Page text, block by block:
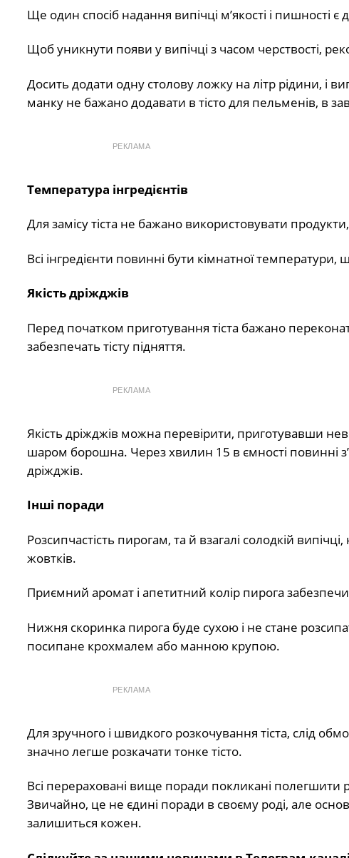
Ще один спосіб надання випічці м’якості і пишності
Щоб уникнути появи у випічці з часом черствості,
Досить додати одну столову ложку на літр рідини, і
манку не бажано додавати в тісто для пельменів, в
РЕКЛАМА
Температура інгредієнтів
Для замісу тіста не бажано використовувати
Всі інгредієнти повинні бути кімнатної температури,
Якість дріжджів
Перед початком приготування тіста бажано
забезпечать тісту підняття.
РЕКЛАМА
Якість дріжджів можна перевірити, приготувавши
шаром борошна. Через хвилин 15 в ємності повинні
дріжджів.
Інші поради
Розсипчастість пирогам, та й взагалі солодкій
жовтків.
Приємний аромат і апетитний колір пирога
Нижня скоринка пирога буде сухою і не стане
посипане крохмалем або манною крупою.
РЕКЛАМА
Для зручного і швидкого розкочування тіста, слід
значно легше розкачати тонке тісто.
Всі перераховані вище поради покликані полегшити
Звичайно, це не єдині поради в своєму роді, але
залишиться кожен.